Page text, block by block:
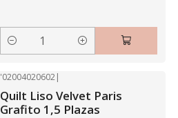
Cantidad
'02004020602|
Quilt Liso Velvet Paris
Grafito 1,5 Plazas